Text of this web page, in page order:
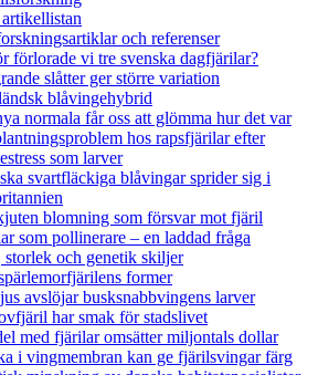
och referenser
förlorade vi tre svenska dagfjärilar?
slåtter ger större variation
blåvingehybrid
normala får oss att glömma hur det var
hos rapsfjärilar efter
som larver
svartfläckiga blåvingar sprider sig i
blomning som försvar mot fjäril
som pollinerare – en laddad fråga
storlek och genetik skiljer
former
avslöjar busksnabbvingens larver
har smak för stadslivet
med fjärilar omsätter miljontals dollar
i vingmembran kan ge fjärilsvingar färg